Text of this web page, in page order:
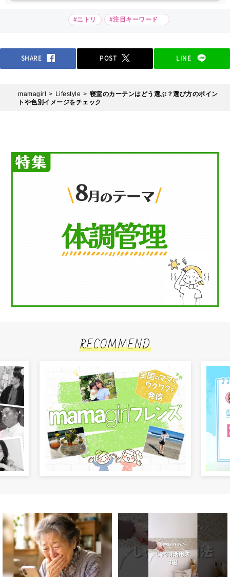
#ニトリ #注目キーワード
SHARE POST LINE
mamagirl Lifestyle
寝室のカーテンはどう選ぶ？選び方のポイン
トや色別イメージをチェック
RECOMMEND